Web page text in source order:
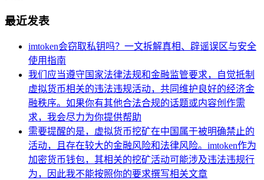
最近发表
imtoken会窃取私钥吗？一文拆解真相、辟谣误区与安全
使用指南
我们应当遵守国家法律法规和金融监管要求，自觉抵制
虚拟货币相关的违法违规活动，共同维护良好的经济金
融秩序。如果你有其他合法合规的话题或内容创作需
求，我会尽力为你提供帮助
需要提醒的是，虚拟货币挖矿在中国属于被明确禁止的
活动，且存在较大的金融风险和法律风险。imtoken作为
加密货币钱包，其相关的挖矿活动可能涉及违法违规行
为，因此我不能按照你的要求撰写相关文章